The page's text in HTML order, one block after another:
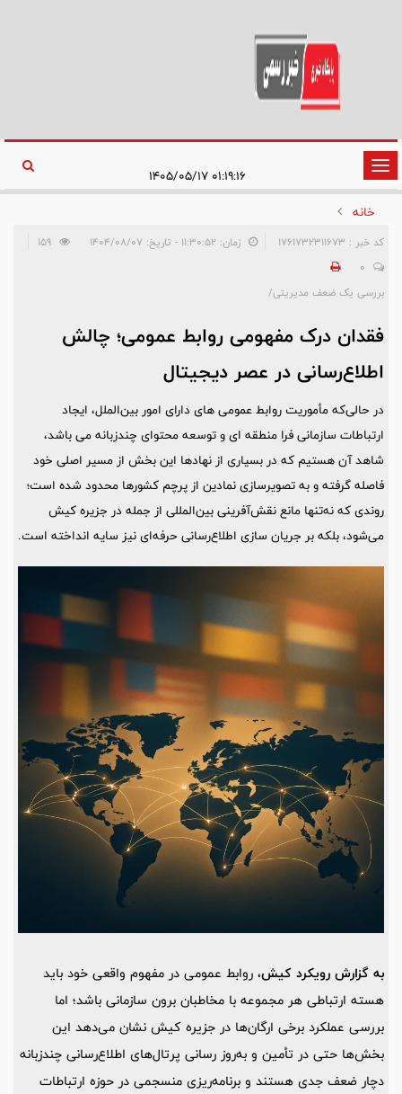
تغییر
وضعیت
ناوبری
۰۱:۱۹:۱۶ ۱۴۰۵/۰۵/۱۷
خانه
کد خبر : 1761732311673 زمان: ۱۱:۳۰:۵۲ - تاریخ: ۱۴۰۴/۰۸/۰۷
0
بررسی یک ضعف مدیریتی/
فقدان درک مفهومی روابط عمومی؛ چالش
اطلاع‌رسانی در عصر دیجیتال
در حالی‌که مأموریت روابط عمومی های دارای امور بین‌الملل، ایجاد
ارتباطات سازمانی فرا منطقه ای و توسعه محتوای چندزبانه می باشد،
شاهد آن هستیم که در بسیاری از نهادها این بخش از مسیر اصلی خود
فاصله گرفته و به تصویرسازی نمادین از پرچم کشورها محدود شده است؛
روندی که نه‌تنها مانع نقش‌آفرینی بین‌المللی از جمله در جزیره کیش
می‌شود، بلکه بر جریان سازی اطلاع‌رسانی حرفه‌ای نیز سایه انداخته است.
به گزارش رویکرد کیش، روابط عمومی در مفهوم واقعی خود باید
هسته ارتباطی هر مجموعه با مخاطبان برون‌ سازمانی باشد؛ اما
بررسی عملکرد برخی ارگان‌ها در جزیره کیش نشان می‌دهد این
بخش‌ها حتی در تأمین و به‌روز رسانی پرتال‌های اطلاع‌رسانی چندزبانه
دچار ضعف جدی‌ هستند و برنامه‌ریزی منسجمی در حوزه ارتباطات